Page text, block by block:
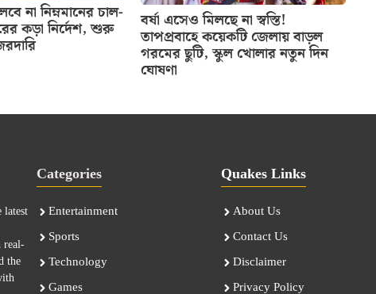
না নিম্নমানের চাল-
কড়া নির্দেশ, শুরু বর্ষা এসেও মিলছে না স্বস্তি!
তাপপ্রবাহে কয়েকটি জেলায় বাড়ল
গরমের ছুটি, স্কুল খোলার নতুন দিন
ঘোষণা
the
Categories
Entertainment
Sports
Technology
Games
Quakes Links
About Us
Contact Us
Disclaimer
Privacy Policy